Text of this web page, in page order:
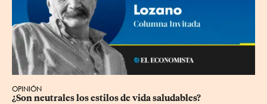
OPINIÓN
¿Son neutrales los estilos de vida saludables?